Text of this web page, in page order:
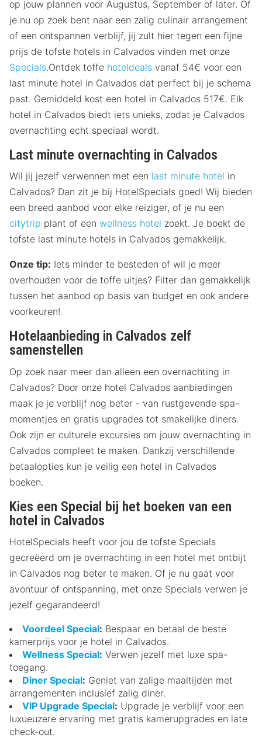
op jouw plannen voor Augustus, September of later. Of
je nu op zoek bent naar een zalig culinair arrangement
of een ontspannen verblijf, jij zult hier tegen een fijne
prijs de tofste hotels in Calvados vinden met onze
Specials.Ontdek toffe hoteldeals vanaf 54€ voor een
last minute hotel in Calvados dat perfect bij je schema
past. Gemiddeld kost een hotel in Calvados 517€. Elk
hotel in Calvados biedt iets unieks, zodat je Calvados
overnachting echt speciaal wordt.
Last minute overnachting in Calvados
Wil jij jezelf verwennen met een last minute hotel in
Calvados? Dan zit je bij HotelSpecials goed! Wij bieden
een breed aanbod voor elke reiziger, of je nu een
citytrip plant of een wellness hotel zoekt. Je boekt de
tofste last minute hotels in Calvados gemakkelijk.
Onze tip: Iets minder te besteden of wil je meer
overhouden voor de toffe uitjes? Filter dan gemakkelijk
tussen het aanbod op basis van budget en ook andere
voorkeuren!
Hotelaanbieding in Calvados zelf
samenstellen
Op zoek naar meer dan alleen een overnachting in
Calvados? Door onze hotel Calvados aanbiedingen
maak je je verblijf nog beter - van rustgevende spa-
momentjes en gratis upgrades tot smakelijke diners.
Ook zijn er culturele excursies om jouw overnachting in
Calvados compleet te maken. Dankzij verschillende
betaalopties kun je veilig een hotel in Calvados
boeken.
Kies een Special bij het boeken van een
hotel in Calvados
HotelSpecials heeft voor jou de tofste Specials
gecreëerd om je overnachting in een hotel met ontbijt
in Calvados nog beter te maken. Of je nu gaat voor
avontuur of ontspanning, met onze Specials verwen je
jezelf gegarandeerd!
Voordeel Special: Bespaar en betaal de beste
kamerprijs voor je hotel in Calvados.
Wellness Special: Verwen jezelf met luxe spa-
toegang.
Diner Special: Geniet van zalige maaltijden met
arrangementen inclusief zalig diner.
VIP Upgrade Special: Upgrade je verblijf voor een
luxueuzere ervaring met gratis kamerupgrades en late
check-out.